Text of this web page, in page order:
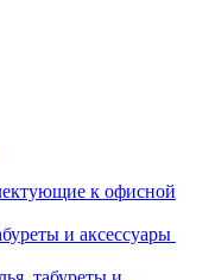
к офисной
и аксессуары